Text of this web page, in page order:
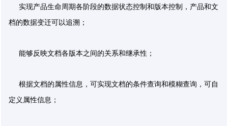
实现产品生命周期各阶段的数据状态控制和版本控制，产品和文
档的数据变迁可以追溯；
能够反映文档各版本之间的关系和继承性；
根据文档的属性信息，可实现文档的条件查询和模糊查询，可自
定义属性信息；